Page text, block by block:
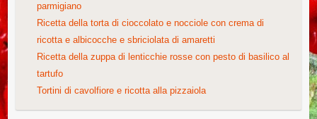
parmigiano
Ricetta della torta di cioccolato e nocciole con crema di
ricotta e albicocche e sbriciolata di amaretti
Ricetta della zuppa di lenticchie rosse con pesto di basilico al
tartufo
Tortini di cavolfiore e ricotta alla pizzaiola